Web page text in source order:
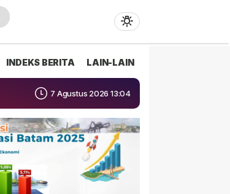
INDEKS BERITA LAIN-LAIN
7 Agustus 2026 13:04